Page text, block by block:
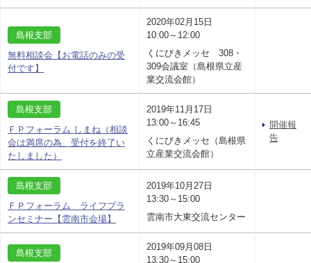
島根支部
無料相談会【お電話のみの受
付です】
2020年02月15日
10:00～12:00
くにびきメッセ 308・
309会議室（島根県立産
業交流会館）
島根支部
ＦＰフォーラム しまね（相談
会は満席の為、受付を終了い
たしました）
2019年11月17日
13:00～16:45
くにびきメッセ（島根県
立産業交流会館）
開催報
告
島根支部
ＦＰフォーラム ライフプラ
ンセミナー【雲南市会場】
2019年10月27日
13:30～15:00
雲南市大東交流センター
島根支部
2019年09月08日
13:30～15:00